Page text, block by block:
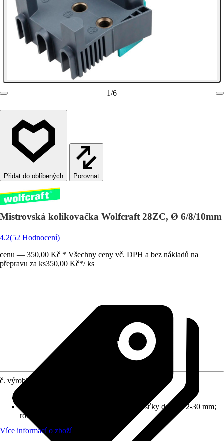
1/6
Porovnat
Mistrovská kolíkovačka Wolfcraft 28ZC, Ø 6/8/10mm
4.2(52 Hodnocení)
cenu — 350,00 Kč * Všechny ceny vč. DPH a bez nákladů na
přepravu za ks350,00 Kč*/ ks
č. výrobku
Kolíky Ø 6/8/10mm; Tloušťky desky 12-30 mm;
rohové, T a povrchové spoje
Více informací o zboží